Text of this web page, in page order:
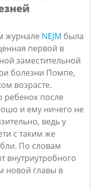
журнале NEJM была
первой в
заместительной
болезни Помпе,
возрасте.
ребенок после
и ему ничего не
ведь у
с таким же
По словам
внутриутробного
новой главы в